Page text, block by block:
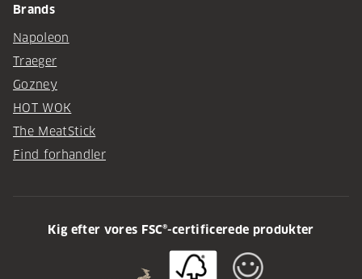
Brands
Napoleon
Traeger
Gozney
HOT WOK
The MeatStick
Find forhandler
Kig efter vores FSC®-certificerede produkter